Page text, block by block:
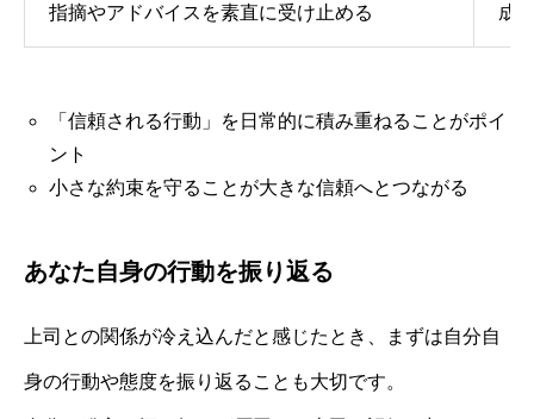
指摘やアドバイスを素直に受け止める 成
「信頼される行動」を日常的に積み重ねることがポイ
ント
小さな約束を守ることが大きな信頼へとつながる
あなた自身の行動を振り返る
上司との関係が冷え込んだと感じたとき、まずは自分自
身の行動や態度を振り返ることも大切です。